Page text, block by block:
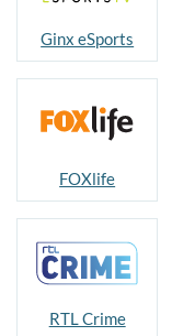
Ginx eSports
FOXlife
RTL Crime